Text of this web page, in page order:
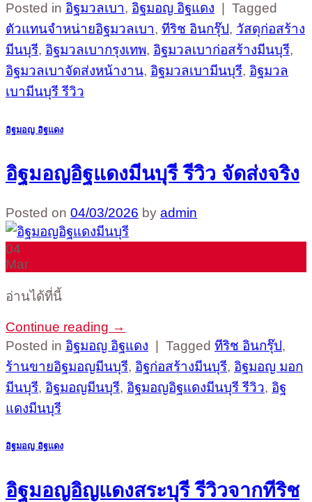
Posted in อิฐมวลเบา, อิฐมอญ อิฐแดง
Tagged
ตัวแทนจำหน่ายอิฐมวลเบา, ทีริช อินกรุ๊ป, วัสดุก่อสร้าง
มีนบุรี, อิฐมวลเบากรุงเทพ, อิฐมวลเบาก่อสร้างมีนบุรี,
อิฐมวลเบาจัดส่งหน้างาน, อิฐมวลเบามีนบุรี, อิฐมวล
เบามีนบุรี รีวิว
อิฐมอญ อิฐแดง
อิฐมอญอิฐแดงมีนบุรี รีวิว จัดส่งจริง
Posted on 04/03/2026 by admin
04
Mar
อ่านได้ที่นี้
Continue reading →
Posted in อิฐมอญ อิฐแดง | Tagged ทีริช อินกรุ๊ป,
ร้านขายอิฐมอญมีนบุรี, อิฐก่อสร้างมีนบุรี, อิฐมอญ มอก
มีนบุรี, อิฐมอญมีนบุรี, อิฐมอญอิฐแดงมีนบุรี รีวิว, อิฐ
แดงมีนบุรี
อิฐมอญ อิฐแดง
อิฐมอญอิญแดงสระบุรี รีวิวจากทีริช